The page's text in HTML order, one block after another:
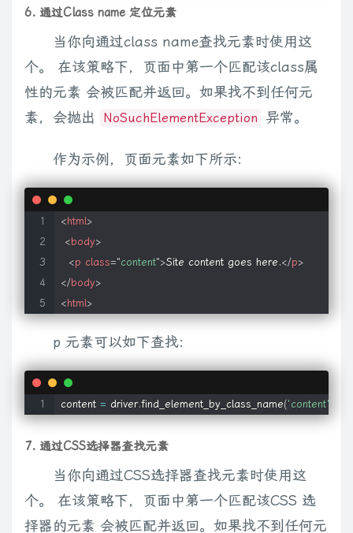
6. 通过Class name 定位元素
当你向通过class name查找元素时使用这
个。 在该策略下，页面中第一个匹配该class属
性的元素 会被匹配并返回。如果找不到任何元
素，会抛出
NoSuchElementException 异常。
作为示例，页面元素如下所示:
<html>
<body>
<p class="content">Site content goes here.</p>
</body>
<html>
p 元素可以如下查找:
content = driver.find_element_by_class_name('content'
7. 通过CSS选择器查找元素
当你向通过CSS选择器查找元素时使用这
个。 在该策略下，页面中第一个匹配该CSS 选
择器的元素 会被匹配并返回。如果找不到任何元